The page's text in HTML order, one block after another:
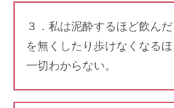
３．私は泥酔するほど飲ん
を無くしたり歩けなくなる
一切わからない。